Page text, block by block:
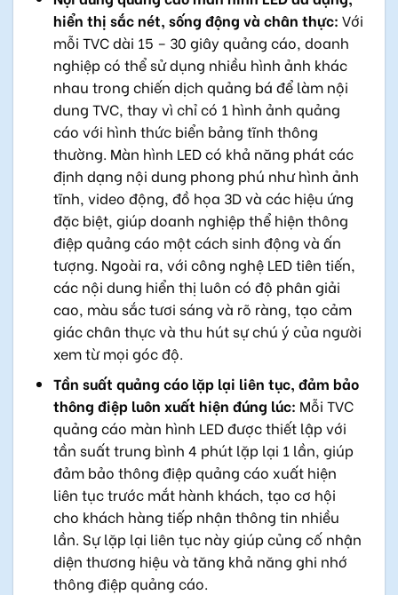
hiển thị sắc nét, sống động và chân thực: Với
mỗi TVC dài 15 – 30 giây quảng cáo, doanh
nghiệp có thể sử dụng nhiều hình ảnh khác
nhau trong chiến dịch quảng bá để làm nội
dung TVC, thay vì chỉ có 1 hình ảnh quảng
cáo với hình thức biển bảng tĩnh thông
thường. Màn hình LED có khả năng phát các
định dạng nội dung phong phú như hình ảnh
tĩnh, video động, đồ họa 3D và các hiệu ứng
đặc biệt, giúp doanh nghiệp thể hiện thông
điệp quảng cáo một cách sinh động và ấn
tượng. Ngoài ra, với công nghệ LED tiên tiến,
các nội dung hiển thị luôn có độ phân giải
cao, màu sắc tươi sáng và rõ ràng, tạo cảm
giác chân thực và thu hút sự chú ý của người
xem từ mọi góc độ.
Tần suất quảng cáo lặp lại liên tục, đảm bảo
thông điệp luôn xuất hiện đúng lúc: Mỗi TVC
quảng cáo màn hình LED được thiết lập với
tần suất trung bình 4 phút lặp lại 1 lần, giúp
đảm bảo thông điệp quảng cáo xuất hiện
liên tục trước mắt hành khách, tạo cơ hội
cho khách hàng tiếp nhận thông tin nhiều
lần. Sự lặp lại liên tục này giúp củng cố nhận
diện thương hiệu và tăng khả năng ghi nhớ
thông điệp quảng cáo.